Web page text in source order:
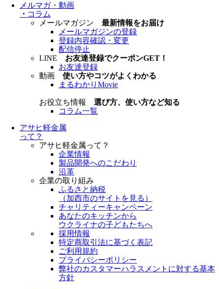
メルマガ・動画
・ コラム
メールマガジン 最新情報をお届け
メールマガジンの登録
登録内容確認・変更
配信停止
LINE お友達登録でクーポンGET！
お友達登録
動画 使い方やコツがよくわかる
まるわかりMovie
お役立ち情報 選び方、使い方など知る
コラム一覧
アサヒ軽金属
って？
アサヒ軽金属って？
企業情報
製品開発へのこだわり
沿革
企業の取り組み
ふるさと納税
（加西市のサイトを見る ）
チャリティーキャンペーン
あなたのキッチンから
ウクライナの子どもたちへ
採用情報
特定商取引法に基づく表記
ご利用規約
プライバシーポリシー
弊社のカスタマーハラスメントに対する基本
方針